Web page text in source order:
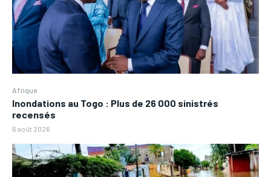
Afrique
Inondations au Togo : Plus de 26 000 sinistrés
recensés
6 août 2026